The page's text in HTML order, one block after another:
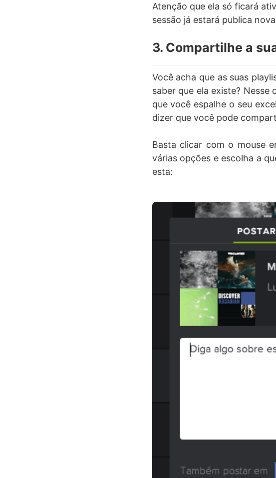
Atenção que ela só ficará
sessão já estará publica
3. Compartilhe a
Você acha que as suas
saber que ela existe?
que você espalhe o seu
dizer que você pode
Basta clicar com o mouse
várias opções e escolha a
esta: